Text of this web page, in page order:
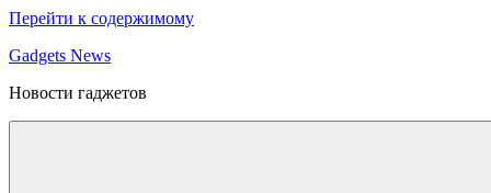
Перейти к содержимому
Gadgets News
Новости гаджетов